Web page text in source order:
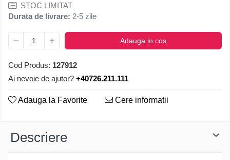
STOC LIMITAT
Durata de livrare: 2-5 zile
Adauga in cos
Cod Produs: 127912
Ai nevoie de ajutor? +40726.211.111
Adauga la Favorite Cere informatii
Descriere